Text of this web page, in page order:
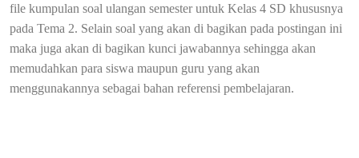
file kumpulan soal ulangan semester untuk Kelas 4 SD khususnya
pada Tema 2. Selain soal yang akan di bagikan pada postingan ini
maka juga akan di bagikan kunci jawabannya sehingga akan
memudahkan para siswa maupun guru yang akan
menggunakannya sebagai bahan referensi pembelajaran.